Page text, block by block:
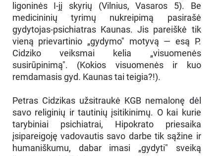
ligoninės I-jį skyrių (Vilnius, Vasaros 5). Be
medicininių tyrimų nukreipimą pasirašė
gydytojas-psichiatras Kaunas. Jis pareiškė tik
vieną prievartinio „gydymo" motyvą — esą P.
Cidziko veiksmai kelia „visuomenės
susirūpinimą". (Kokios visuomenės ir kuo
remdamasis gyd. Kaunas tai teigia?!).
Petras Cidzikas užsitraukė KGB nemalonę dėl
savo religinių ir tautinių įsitikinimų. O kai kurie
tarybiniai psichiatrai, Hipokrato priesaika
įsipareigoję vadovautis savo darbe tik sąžine ir
humaniškumu, dabar imasi „gydyti" sveiką